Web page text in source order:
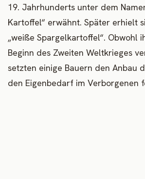
19. Jahrhunderts unter dem
Kartoffel“ erwähnt. Später erhielt
„weiße Spargelkartoffel“. Obwohl
Beginn des Zweiten Weltkrieges
setzten einige Bauern den Anbau
den Eigenbedarf im Verborgenen